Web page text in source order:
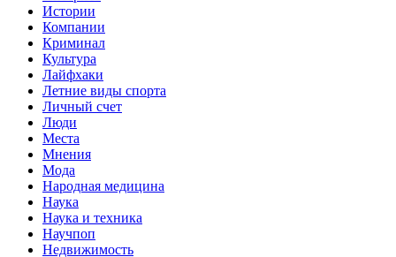
Истории
Компании
Криминал
Культура
Лайфхаки
Летние виды спорта
Личный счет
Люди
Места
Мнения
Мода
Народная медицина
Наука
Наука и техника
Научпоп
Недвижимость